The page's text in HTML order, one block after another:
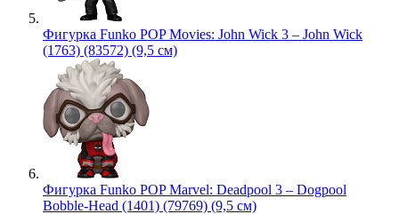
Фигурка Funko POP Movies: John Wick 3 – John Wick
(1763) (83572) (9,5 см)
Фигурка Funko POP Marvel: Deadpool 3 – Dogpool
Bobble-Head (1401) (79769) (9,5 см)